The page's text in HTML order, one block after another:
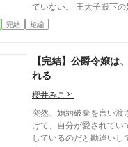
ていない。 王太子殿下
婚式は来年なのに殿下に
ろによると、婚約は白紙
より予定よりも早く婚
うお話です。
完結 短編
【完結】公爵令嬢は
れる
櫻井みこと
突然、婚約破棄を言い渡
けて、自分が愛されてい
しているのだと勘違い